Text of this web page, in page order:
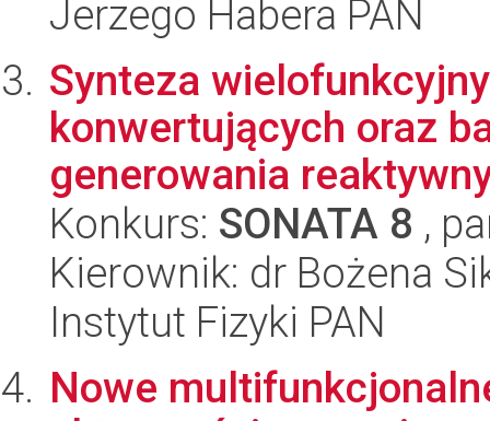
Jerzego Habera PAN
Synteza
konwertujących oraz
generowania
Konkurs: SONATA 8 ,
Kierownik: dr Bożena
Instytut Fizyki PAN
Nowe